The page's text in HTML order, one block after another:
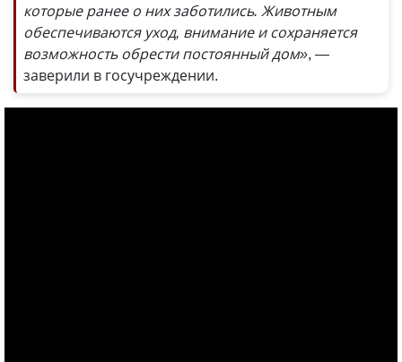
которые ранее о них заботились. Животным
обеспечиваются уход, внимание и сохраняется
возможность обрести постоянный дом», —
заверили в госучреждении.